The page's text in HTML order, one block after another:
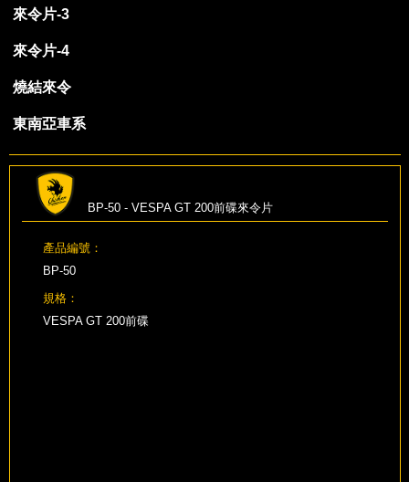
來令片-3
來令片-4
燒結來令
東南亞車系
BP-50 - VESPA GT 200前碟來令片
產品編號：
BP-50
規格：
VESPA GT 200前碟